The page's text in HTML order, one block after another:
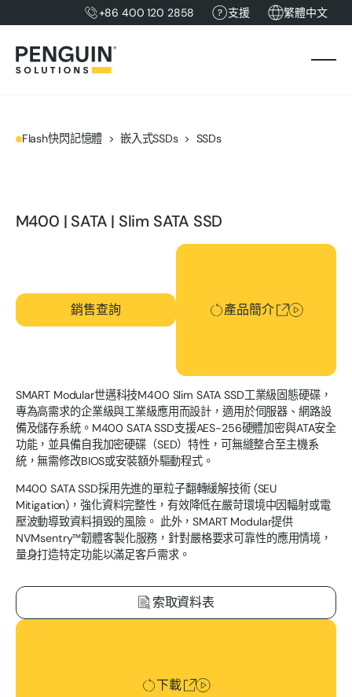
+86 400 120 2858 支援 繁體中文
Flash快閃記憶體 嵌入式SSDs SSDs
M400 | SATA | Slim SATA SSD
銷售查詢 產品簡介
產品簡介
SMART Modular世邁科技M400 Slim SATA SSD工業級固態硬碟，
專為高需求的企業級與工業級應用而設計，適用於伺服器、網路設
備及儲存系統。M400 SATA SSD支援AES-256硬體加密與ATA安全
功能，並具備自我加密硬碟（SED）特性，可無縫整合至主機系
統，無需修改BIOS或安裝額外驅動程式。
M400 SATA SSD採用先進的單粒子翻轉緩解技術 (SEU
Mitigation)，強化資料完整性，有效降低在嚴苛環境中因輻射或電
壓波動導致資料損毀的風險。 此外，SMART Modular提供
NVMsentry™韌體客製化服務，針對嚴格要求可靠性的應用情境，
量身打造特定功能以滿足客戶需求。
索取資料表
下載
下載